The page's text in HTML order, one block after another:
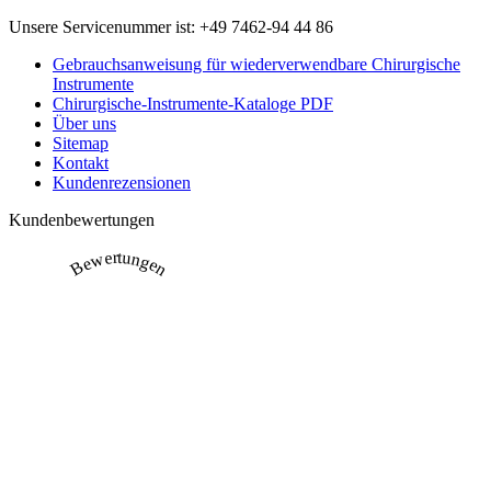
Unsere Servicenummer ist: +49 7462-94 44 86
Gebrauchsanweisung für wiederverwendbare Chirurgische
Instrumente
Chirurgische-Instrumente-Kataloge PDF
Über uns
Sitemap
Kontakt
Kundenrezensionen
Kundenbewertungen
Bewertungen